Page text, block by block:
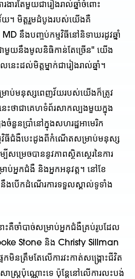
ងារតែមួយជារៀងរាល់ឆ្នាំចំពោះ
។ មិត្តរួមដំបូងរបស់យើងគឺ
នឹងបញ្ចប់កម្មវិធីនៅនិទាឃរដូវឆ្នាំ
មួយនឹងមូលនិធិកាន់តែច្រើន" យើង
នេះដល់មិត្តម្នាក់ជារៀងរាល់ឆ្នាំ។
រាប់មនុស្សពេញវ័យរបស់យើងក៏ត្រូវ
េះថាជាគេហទំព័រសាកល្បងមួយក្នុង
នប្រាំនៅក្នុងសហរដ្ឋអាមេរិក
វិធីជំងឺបេះដូងពីកំណើតសម្រាប់មនុស្ស
ម្រេចបាននូវភាពស្ថិតស្ថេរនៃការ
ប់អ្នកជំងឺ និងអ្នកអនុវត្ត។ នៅខែ
នឹងបើកដំណើរការទទួលស្គាល់ទូទាំង
គឺចាំបាច់សម្រាប់អ្នកជំងឺគ្រប់រូបដែល
Stone និង Christy Sillman
មិនត្រឹមតែលើការវះកាត់សង្គ្រោះជីវិត
ាស្រ្តប៉ុណ្ណោះទេ ប៉ុន្តែនៅលើការលះបង់